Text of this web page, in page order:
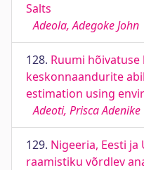
Salts
Adeola, Adegoke John
128. Ruumi
keskonnaandurite
estimation using
Adeoti, Prisca Adenike
129. Nigeeria, Eesti ja
raamistiku võrdlev